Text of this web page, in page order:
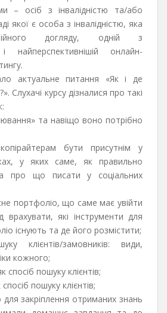
– осіб з інвалідністю та/або
якої є особа з інвалідністю, яка
догляду, одній з
і найперспективнішій онлайн-
актуальне питання «Як і де
Слухачі курсу дізналися про такі
та навіщо воно потрібно
бути присутнім у
у яких саме, як правильно
про що писати у соціальних
портфоліо, що саме має увійти
які інструменти для
існують та де його розмістити;
клієнтів/замовників: види,
кожного;
спосіб пошуку клієнтів;
пошуку клієнтів;
закріплення отриманих знань